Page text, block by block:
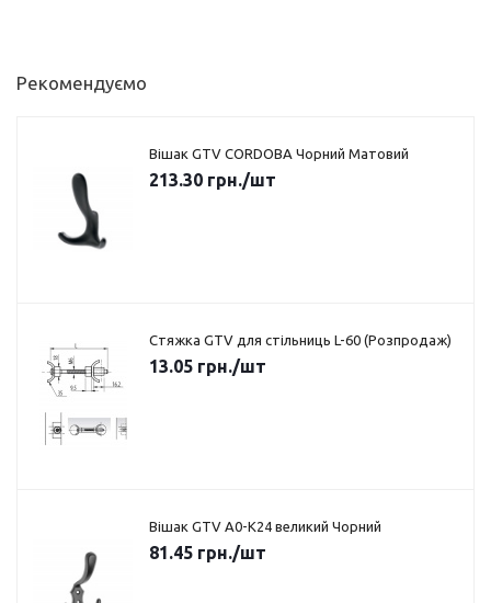
Рекомендуємо
Вішак GTV CORDOBA Чорний Матовий
213.30 грн./шт
Стяжка GTV для стільниць L-60 (Розпродаж)
13.05 грн./шт
Вішак GTV A0-K24 великий Чорний
81.45 грн./шт